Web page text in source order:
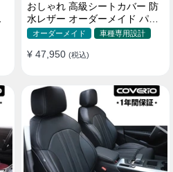
おしゃれ 高級シートカバー 防
水レザー オーダーメイド パン
チング加工 9色 全席セット
オーダーメイド 車種専用設計
¥ 47,950 (税込)